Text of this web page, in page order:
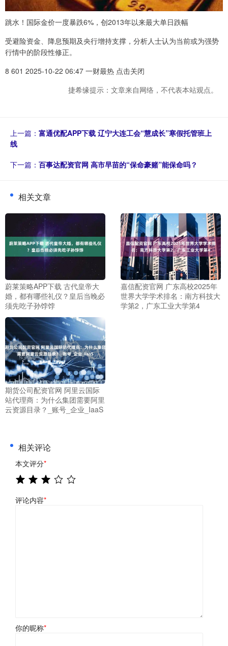
跳水！国际金价一度暴跌6%，创2013年以来最大单日跌幅
受避险资金、降息预期及央行增持支撑，分析人士认为当前或为强势
行情中的阶段性修正。
8 601 2025-10-22 06:47 一财最热 点击关闭
捷希缘提示：文章来自网络，不代表本站观点。
上一篇： 富通优配APP下载 辽宁大连工会“慧成长”寒假托管班上
线
下一篇： 百事达配资官网 高市早苗的“保命豪赌”能保命吗？
相关文章
蔚莱策略APP下载 古代皇帝大
婚，都有哪些礼仪？皇后当晚必
须先吃子孙饽饽
嘉信配资官网 广东高校2025年
世界大学学术排名：南方科技大
学第2，广东工业大学第4
期货公司配资官网 阿里云国际
站代理商：为什么集团需要阿里
云资源目录？_账号_企业_IaaS
相关评论
本文评分*
评论内容*
你的昵称*